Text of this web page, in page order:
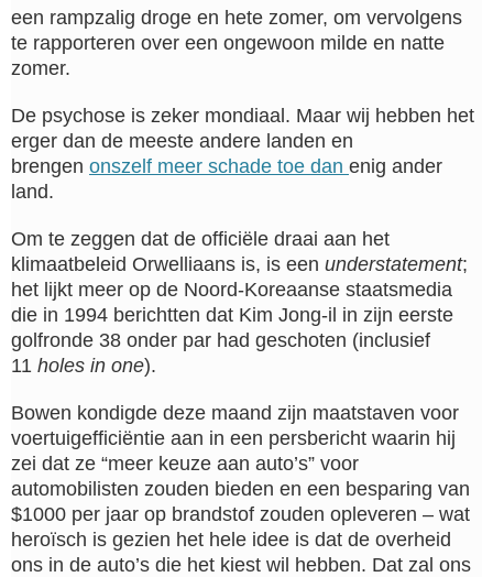
een rampzalig droge en hete zomer, om vervolgens
te rapporteren over een ongewoon milde en natte
zomer.
De psychose is zeker mondiaal. Maar wij hebben het
erger dan de meeste andere landen en
brengen onszelf meer schade toe dan enig ander
land.
Om te zeggen dat de officiële draai aan het
klimaatbeleid Orwelliaans is, is een understatement;
het lijkt meer op de Noord-Koreaanse staatsmedia
die in 1994 berichtten dat Kim Jong-il in zijn eerste
golfronde 38 onder par had geschoten (inclusief
11 holes in one).
Bowen kondigde deze maand zijn maatstaven voor
voertuigefficiëntie aan in een persbericht waarin hij
zei dat ze “meer keuze aan auto’s” voor
automobilisten zouden bieden en een besparing van
$1000 per jaar op brandstof zouden opleveren – wat
heroïsch is gezien het hele idee is dat de overheid
ons in de auto’s die het kiest wil hebben. Dat zal ons